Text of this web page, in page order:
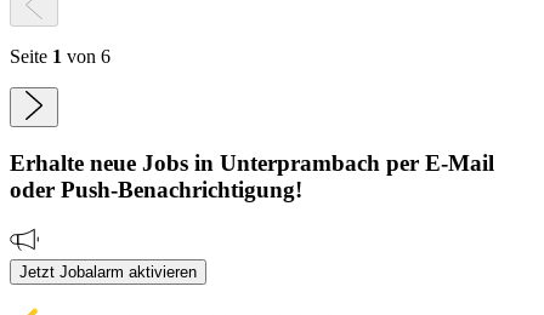
Seite 1 von 6
Erhalte neue Jobs in Unterprambach per E-Mail
oder Push-Benachrichtigung!
Jetzt Jobalarm aktivieren